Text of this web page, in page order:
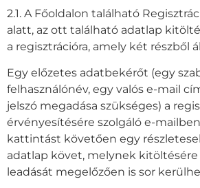
2.1. A Főoldalon található
alatt, az ott található adatlap
a regisztrációra, amely két részből
Egy előzetes adatbekérőt (egy
felhasználónév, egy valós e-mail
jelszó megadása szükséges) a
érvényesítésére szolgáló e-
kattintást követően egy
adatlap követ, melynek
leadását megelőzően is sor